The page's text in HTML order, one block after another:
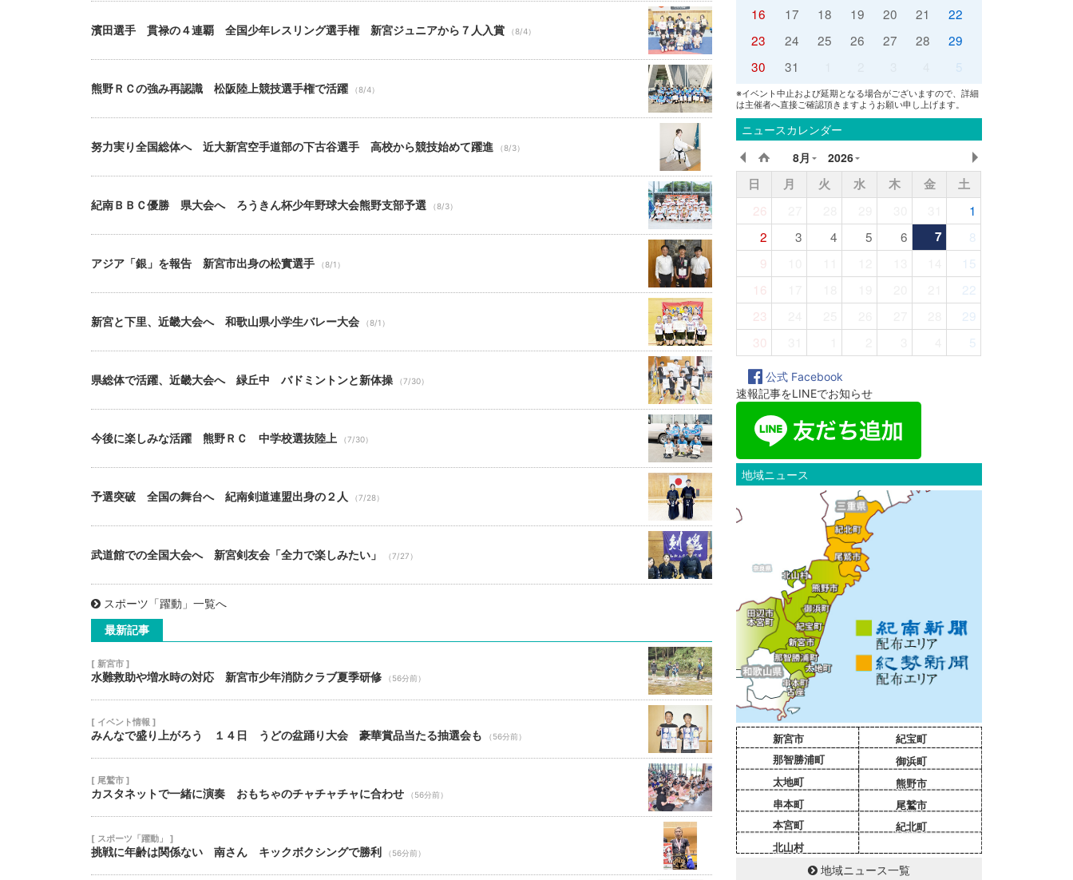
濱田選手 貫禄の４連覇 全国少年レスリング選手権 新宮ジュニアから７人入賞 （8/4）
熊野ＲＣの強み再認識 松阪陸上競技選手権で活躍 （8/4）
努力実り全国総体へ 近大新宮空手道部の下古谷選手 高校から競技始めて躍進 （8/3）
紀南ＢＢＣ優勝 県大会へ ろうきん杯少年野球大会熊野支部予選 （8/3）
アジア「銀」を報告 新宮市出身の松實選手 （8/1）
新宮と下里、近畿大会へ 和歌山県小学生バレー大会 （8/1）
県総体で活躍、近畿大会へ 緑丘中 バドミントンと新体操 （7/30）
今後に楽しみな活躍 熊野ＲＣ 中学校選抜陸上 （7/30）
予選突破 全国の舞台へ 紀南剣道連盟出身の２人 （7/28）
武道館での全国大会へ 新宮剣友会「全力で楽しみたい」 （7/27）
スポーツ「躍動」一覧へ
最新記事
[ 新宮市 ]
水難救助や増水時の対応 新宮市少年消防クラブ夏季研修 （56分前）
[ イベント情報 ]
みんなで盛り上がろう １４日 うどの盆踊り大会 豪華賞品当たる抽選会も （56分前）
[ 尾鷲市 ]
カスタネットで一緒に演奏 おもちゃのチャチャチャに合わせ （56分前）
[ スポーツ「躍動」 ]
挑戦に年齢は関係ない 南さん キックボクシングで勝利 （56分前）
16
17 18 19 20 21
22
23
24 25 26 27 28
29
30
31 5
※イベント中止および延期となる場合がございますので、詳細
は主催者へ直接ご確認頂きますようお願い申し上げます。
ニュースカレンダー
8月 2026
日 月 火 水 木 金
土
26
1
2
3 4 5 6 7
8
9
15
16
22
23
29
30
5
公式 Facebook
速報記事をLINEでお知らせ
地域ニュース
新宮市
那智勝浦町
太地町
串本町
本宮町
北山村
紀宝町
御浜町
熊野市
尾鷲市
紀北町
地域ニュース一覧